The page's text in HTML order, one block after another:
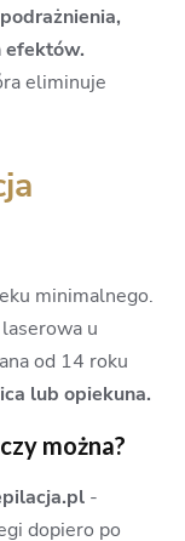
podrażnienia,
efektów.
eliminuje
minimalnego.
u
od 14 roku
lub opiekuna.
można?
-
dopiero po